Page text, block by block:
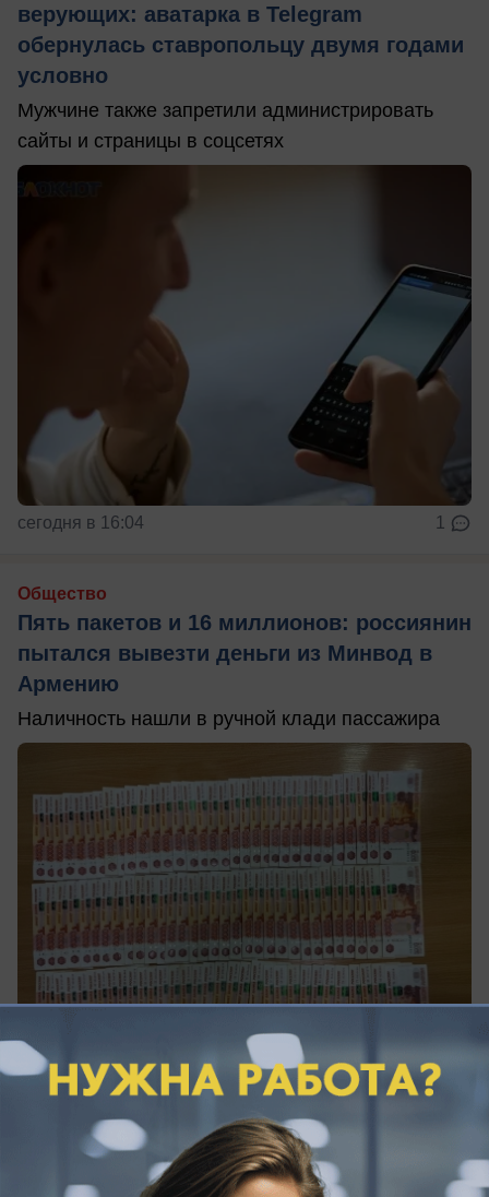
верующих: аватарка в Telegram
обернулась ставропольцу двумя годами
условно
Мужчине также запретили администрировать
сайты и страницы в соцсетях
сегодня в 16:04 1
Общество
Пять пакетов и 16 миллионов: россиянин
пытался вывезти деньги из Минвод в
Армению
Наличность нашли в ручной клади пассажира
сегодня в 15:22